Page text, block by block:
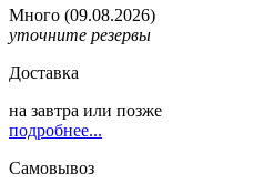
Много (09.08.2026)
уточните резервы
Доставка
на завтра или позже
подробнее...
Самовывоз